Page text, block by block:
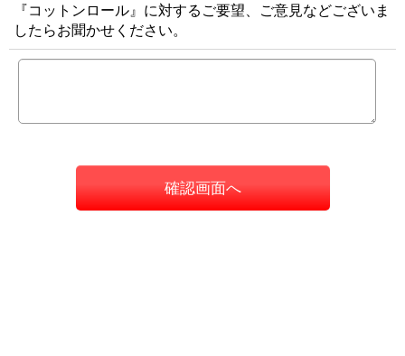
『コットンロール』に対するご要望、ご意見などございま
したらお聞かせください。
確認画面へ